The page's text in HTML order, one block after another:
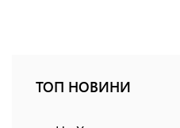
ТОП НОВИНИ